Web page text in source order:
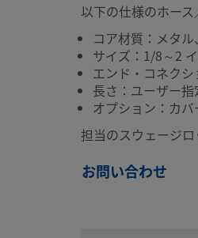
以下の仕様のホー
コア材質：メタ
サイズ：1/8～2
エンド・コネク
長さ：ユーザー指
オプション：カ
担当のスウェージ
お問い合わせ